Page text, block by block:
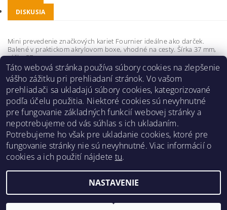
DISKUSIA
Mini prevedenie značkových kariet Fournier ideálne ako darček.
Balené v praktickom akrylovom boxe, vhodné na cesty. Šírka 37 mm,
výška 57 mm.
Buďte prvý, kto napíše príspevok k tejto položke.
Pridať komentár
Obchodné podmienky | Reklamačný poriadok
Zásady ochrany osobných údajov | Prepravný poriadok
2026 ©Pre hráčov, všetky práva vyhradenéUpraviť nastavenie cookies
Táto webová stránka používa súbory cookies na zlepšenie
vášho zážitku pri prehliadaní stránok. Vo vašom
prehliadači sa ukladajú súbory cookies, kategorizované
podľa účelu použitia. Niektoré cookies sú nevyhnutné
pre fungovanie základných funkcií webovej stránky a
nepotrebujeme od vás súhlas s ich ukladaním.
Potrebujeme ho však pre ukladanie cookies, ktoré pre
fungovanie stránky nie sú nevyhnutné. Viac informácií o
cookies a ich použití nájdete tu.
NASTAVENIE